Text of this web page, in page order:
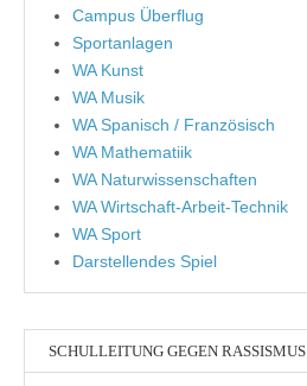
Campus Überflug
Sportanlagen
WA Kunst
WA Musik
WA Spanisch / Französisch
WA Mathematiik
WA Naturwissenschaften
WA Wirtschaft-Arbeit-Technik
WA Sport
Darstellendes Spiel
SCHULLEITUNG GEGEN RASSISMUS